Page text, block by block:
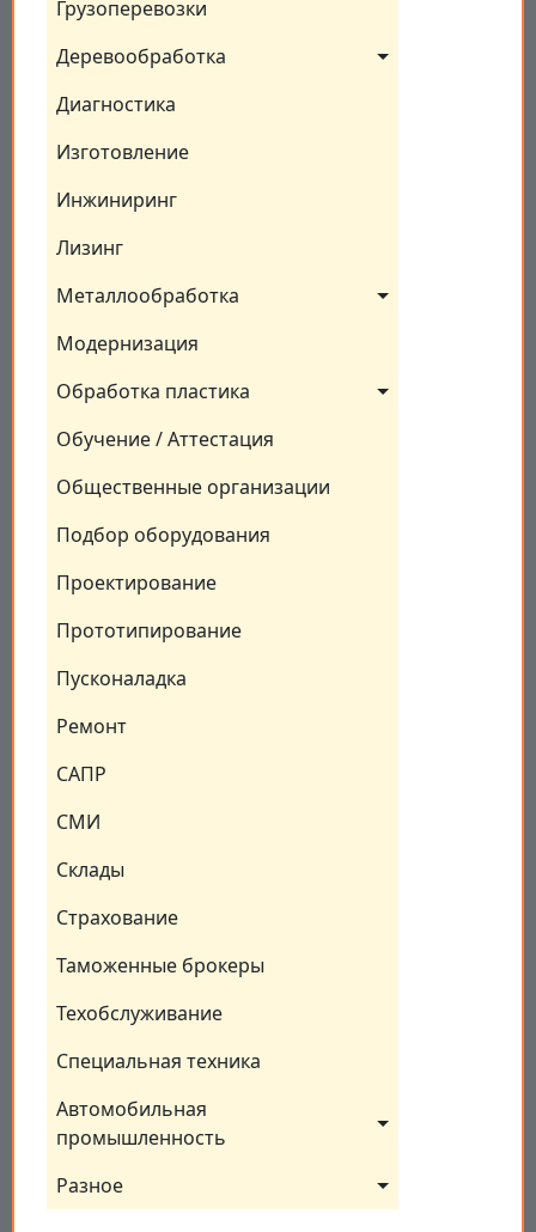
Грузоперевозки
Деревообработка
Диагностика
Изготовление
Инжиниринг
Лизинг
Металлообработка
Модернизация
Обработка пластика
Обучение / Аттестация
Общественные организации
Подбор оборудования
Проектирование
Прототипирование
Пусконаладка
Ремонт
САПР
СМИ
Склады
Страхование
Таможенные брокеры
Техобслуживание
Специальная техника
Автомобильная
промышленность
Разное